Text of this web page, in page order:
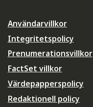
Användarvillkor
Integritetspolicy
Prenumerationsvillkor
FactSet villkor
Värdepapperspolicy
Redaktionell policy